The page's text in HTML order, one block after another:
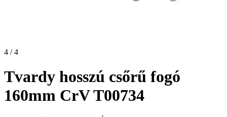
4 / 4
Tvardy hosszú csőrű fogó
160mm CrV T00734